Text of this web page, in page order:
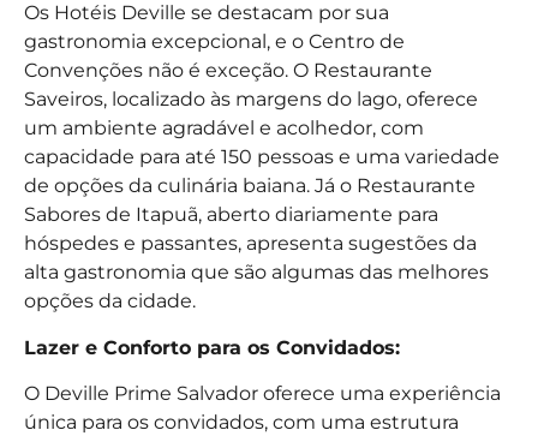
Os Hotéis Deville se destacam por sua
gastronomia excepcional, e o Centro de
Convenções não é exceção. O Restaurante
Saveiros, localizado às margens do lago, oferece
um ambiente agradável e acolhedor, com
capacidade para até 150 pessoas e uma variedade
de opções da culinária baiana. Já o Restaurante
Sabores de Itapuã, aberto diariamente para
hóspedes e passantes, apresenta sugestões da
alta gastronomia que são algumas das melhores
opções da cidade.
Lazer e Conforto para os Convidados:
O Deville Prime Salvador oferece uma experiência
única para os convidados, com uma estrutura